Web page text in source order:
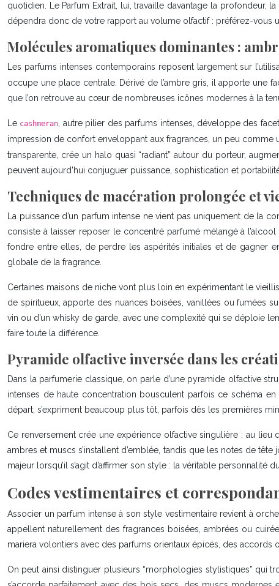
quotidien. Le Parfum Extrait, lui, travaille davantage la profondeur,
dépendra donc de votre rapport au volume olfactif : préférez-vous
Molécules aromatiques dominantes :
Les parfums intenses contemporains reposent largement sur
occupe une place centrale. Dérivé de l’ambre gris, il apporte une
que l’on retrouve au cœur de nombreuses icônes modernes à la
Le cashmeran , autre pilier des parfums intenses, développe des
impression de confort enveloppant aux fragrances, un peu comme
transparente, crée un halo quasi “radiant” autour du porteur,
peuvent aujourd’hui conjuguer puissance, sophistication et
Techniques de macération prolongée et
La puissance d’un parfum intense ne vient pas uniquement de la
consiste à laisser reposer le concentré parfumé mélangé à
fondre entre elles, de perdre les aspérités initiales et de gagner
globale de la fragrance.
Certaines maisons de niche vont plus loin en expérimentant le
de spiritueux, apporte des nuances boisées, vanillées ou fumées
vin ou d’un whisky de garde, avec une complexité qui se déploie
faire toute la différence.
Pyramide olfactive inversée dans les
Dans la parfumerie classique, on parle d’une pyramide olfactive
intenses de haute concentration bousculent parfois ce schéma
départ, s’expriment beaucoup plus tôt, parfois dès les premières
Ce renversement crée une expérience olfactive singulière : au lieu
ambres et muscs s’installent d’emblée, tandis que les notes de
majeur lorsqu’il s’agit d’affirmer son style : la véritable
Codes vestimentaires et
Associer un parfum intense à son style vestimentaire revient à
appellent naturellement des fragrances boisées, ambrées ou
mariera volontiers avec des parfums orientaux épicés, des
On peut ainsi distinguer plusieurs “morphologies stylistiques” qui